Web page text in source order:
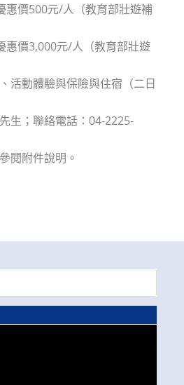
惠價500元/人（教育部壯遊補
惠價3,000元/人（教育部壯遊
活動體驗與保險與住宿（二日
生；聯絡電話：04-2225-
閱附件說明。